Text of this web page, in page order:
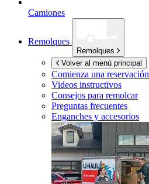
Camiones
Remolques
Remolques
Volver al menú principal
Comienza una reservación
Videos instructivos
Consejos para remolcar
Preguntas frecuentes
Enganches y accesorios